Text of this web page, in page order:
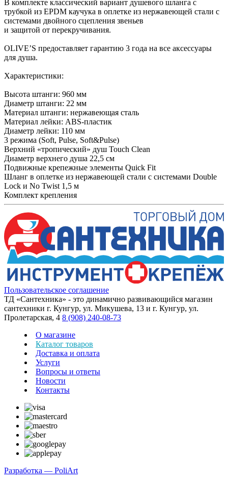
В комплекте классический вариант душевого шланга с
трубкой из EPDM каучука в оплетке из нержавеющей стали с
системами двойного сцепления звеньев
и защитой от перекручивания.
OLIVE’S предоставляет гарантию 3 года на все аксессуары
для душа.
Характеристики:
Высота штанги: 960 мм
Диаметр штанги: 22 мм
Материал штанги: нержавеющая сталь
Материал лейки: ABS-пластик
Диаметр лейки: 110 мм
3 режима (Soft, Pulse, Soft&Pulse)
Верхний «тропический» душ Touch Clean
Диаметр верхнего душа 22,5 см
Подвижные крепежные элементы Quick Fit
Шланг в оплетке из нержавеющей стали с системами Double
Lock и No Twist 1,5 м
Комплект крепления
Пользовательское соглашение
ТД «Сантехника» - это динамично развивающийся магазин
сантехники г. Кунгур, ул. Микушева, 13 и г. Кунгур, ул.
Пролетарская, 4 8 (908) 240-08-73
О магазине
Каталог товаров
Доставка и оплата
Услуги
Вопросы и ответы
Новости
Контакты
Разработка — PoliArt